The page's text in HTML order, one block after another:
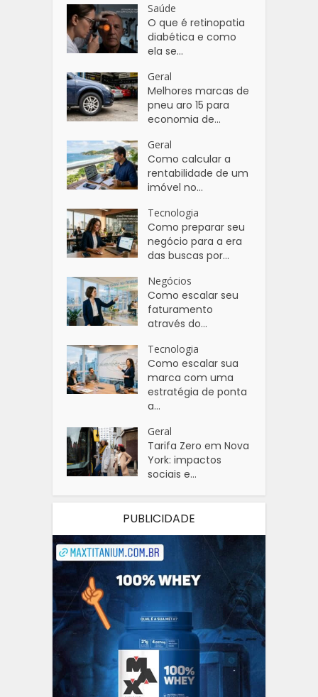
Saúde
O que é retinopatia
diabética e como
ela se...
Geral
Melhores marcas de
pneu aro 15 para
economia de...
Geral
Como calcular a
rentabilidade de um
imóvel no...
Tecnologia
Como preparar seu
negócio para a era
das buscas por...
Negócios
Como escalar seu
faturamento
através do...
Tecnologia
Como escalar sua
marca com uma
estratégia de ponta
a...
Geral
Tarifa Zero em Nova
York: impactos
sociais e...
PUBLICIDADE